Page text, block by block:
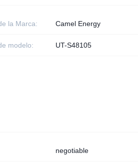
la Marca: Camel Energy
modelo: UT-S48105
negotiable